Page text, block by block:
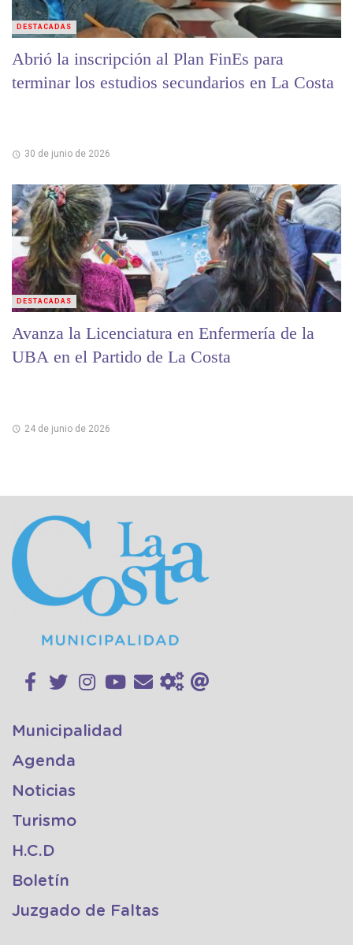
Abrió la inscripción al Plan FinEs para
terminar los estudios secundarios en La Costa
30 de junio de 2026
DESTACADAS
Avanza la Licenciatura en Enfermería de la
UBA en el Partido de La Costa
24 de junio de 2026
DESTACADAS
Municipalidad
Agenda
Noticias
Turismo
H.C.D
Boletín
Juzgado de Faltas